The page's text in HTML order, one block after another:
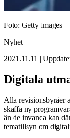
Foto: Getty Images
Nyhet
2021.11.11 |
Digitala
Alla revisionsbyråer
skaffa ny
än de invanda kan
tematillsyn om